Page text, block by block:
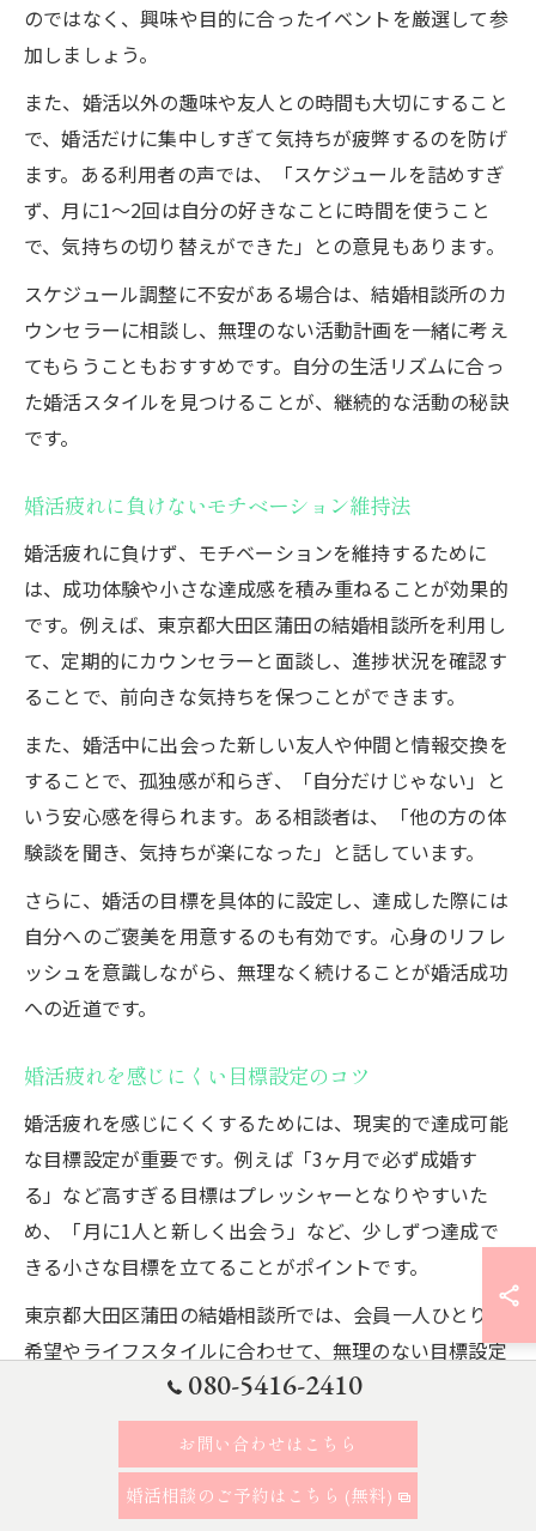
のではなく、興味や目的に合ったイベントを厳選して参
加しましょう。
また、婚活以外の趣味や友人との時間も大切にすること
で、婚活だけに集中しすぎて気持ちが疲弊するのを防げ
ます。ある利用者の声では、「スケジュールを詰めすぎ
ず、月に1～2回は自分の好きなことに時間を使うこと
で、気持ちの切り替えができた」との意見もあります。
スケジュール調整に不安がある場合は、結婚相談所のカ
ウンセラーに相談し、無理のない活動計画を一緒に考え
てもらうこともおすすめです。自分の生活リズムに合っ
た婚活スタイルを見つけることが、継続的な活動の秘訣
です。
婚活疲れに負けないモチベーション維持法
婚活疲れに負けず、モチベーションを維持するために
は、成功体験や小さな達成感を積み重ねることが効果的
です。例えば、東京都大田区蒲田の結婚相談所を利用し
て、定期的にカウンセラーと面談し、進捗状況を確認す
ることで、前向きな気持ちを保つことができます。
また、婚活中に出会った新しい友人や仲間と情報交換を
することで、孤独感が和らぎ、「自分だけじゃない」と
いう安心感を得られます。ある相談者は、「他の方の体
験談を聞き、気持ちが楽になった」と話しています。
さらに、婚活の目標を具体的に設定し、達成した際には
自分へのご褒美を用意するのも有効です。心身のリフレ
ッシュを意識しながら、無理なく続けることが婚活成功
への近道です。
婚活疲れを感じにくい目標設定のコツ
婚活疲れを感じにくくするためには、現実的で達成可能
な目標設定が重要です。例えば「3ヶ月で必ず成婚す
る」など高すぎる目標はプレッシャーとなりやすいた
め、「月に1人と新しく出会う」など、少しずつ達成で
きる小さな目標を立てることがポイントです。
東京都大田区蒲田の結婚相談所では、会員一人ひとりの
希望やライフスタイルに合わせて、無理のない目標設定
をサポートしています。カウンセラーと相談しながら、
自分に合ったペースで活動を進めることで、婚活疲れを
感じにくくなります。
また、目標が達成できなかった場合も自分を責めず、柔
080-5416-2410
お問い合わせはこちら
婚活相談のご予約はこちら (無料)